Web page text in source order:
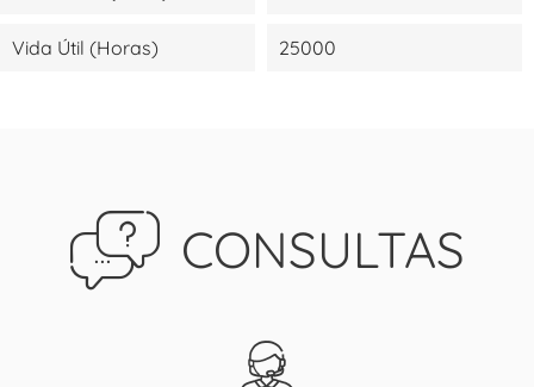
Vida Útil (Horas) 25000
CONSULTAS